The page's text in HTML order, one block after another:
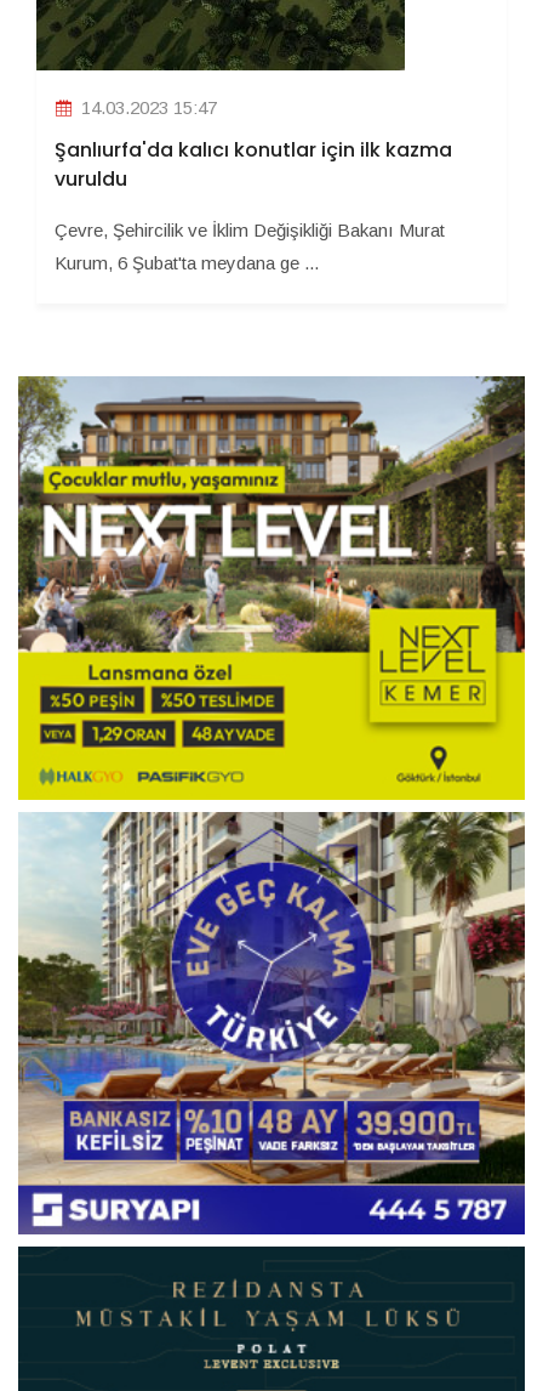
14.03.2023 15:47
Şanlıurfa'da kalıcı konutlar için ilk kazma
vuruldu
Çevre, Şehircilik ve İklim Değişikliği Bakanı Murat
Kurum, 6 Şubat'ta meydana ge ...